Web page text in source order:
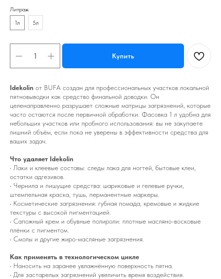
Литраж
1л
5л
Купить
Idekolin от BUFA создан для профессиональных участков локальной
пятновыводки как средство финальной доводки. Он
целенаправленно разрушает сложные матрицы загрязнений, которые
часто остаются после первичной обработки. Фасовка 1 л удобна для
небольших участков или пробного использования: вы не закупаете
лишний объём, если пока не уверены в эффективности средства для
ваших задач.
Что удаляет Idekolin
• Лаки и клеевые составы: следы лака для ногтей, бытовые клеи,
остатки адгезивов.
• Чернила и пишущие средства: шариковые и гелевые ручки,
штемпельная краска, тушь, перманентные маркеры.
• Косметические загрязнения: губная помада, кремовые и жидкие
текстуры с высокой пигментацией.
• Сапожный крем и обувные полироли: плотные масляно-восковые
плёнки с пигментом.
• Смолы и другие жиро-масляные загрязнения.
Как применять в технологическом цикле
• Наносить на заранее увлажнённую поверхность пятна.
• Для застарелых загрязнений увеличить время воздействия.